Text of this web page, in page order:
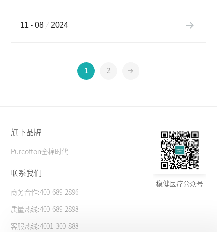
11 - 08 2024
1 2
旗下品牌
Purcotton全棉时代
联系我们
商务合作:400-689-2896
质量热线:400-689-2898
客服热线:4001-300-888
稳健医疗公众号